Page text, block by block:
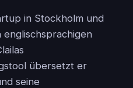
in Stockholm und
übersetzt er
seine